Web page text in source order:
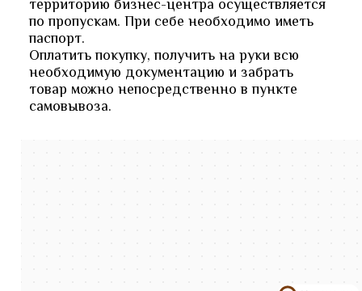
территорию бизнес-центра осуществляется
по пропускам. При себе необходимо иметь
паспорт.
Оплатить покупку, получить на руки всю
необходимую документацию и забрать
товар можно непосредственно в пункте
самовывоза.